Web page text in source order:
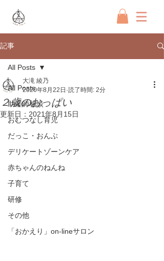
記事
All Posts
助産師相談
おむつなし育児
だっこ・おんぶ
デリケートゾーンケア
赤ちゃんのねんね
子育て
研修
その他
「おかえり」on-lineサロン
All Posts
２歳のおっぱい
大滝 綾乃
2020年8月22日 読了時間: 2分
更新日： 2021年8月15日